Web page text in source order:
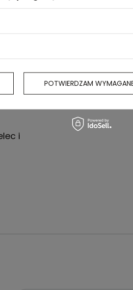
i
POTWIERDZAM